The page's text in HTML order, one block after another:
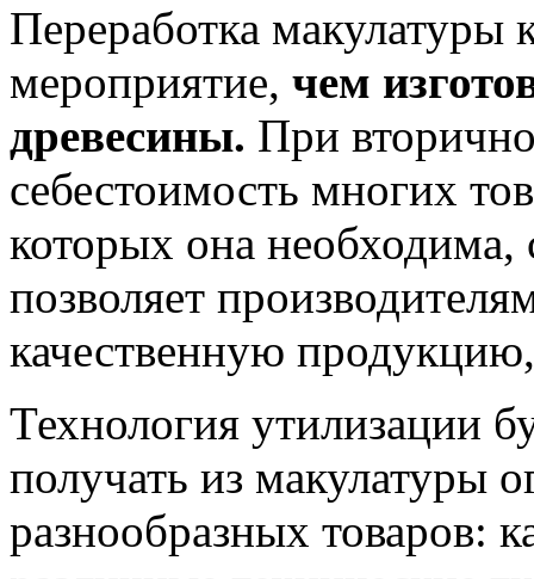
Переработка макулатуры
мероприятие, чем
древесины. При
себестоимость многих
которых она
позволяет
качественную
Технология утилизации
получать из макулатуры
разнообразных товаров: